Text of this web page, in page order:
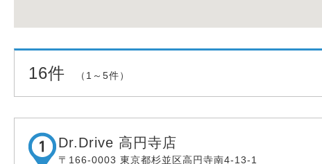
16件 （1～5件）
Dr.Drive 高円寺店
〒166-0003 東京都杉並区高円寺南4-13-1